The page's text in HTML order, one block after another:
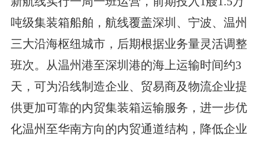
吨级集装箱船舶，航线覆盖深圳、宁波、温州
三大沿海枢纽城市，后期根据业务量灵活调整
班次。从温州港至深圳港的海上运输时间约3
天，可为沿线制造企业、贸易商及物流企业提
供更加可靠的内贸集装箱运输服务，进一步优
化温州至华南方向的内贸通道结构，降低企业